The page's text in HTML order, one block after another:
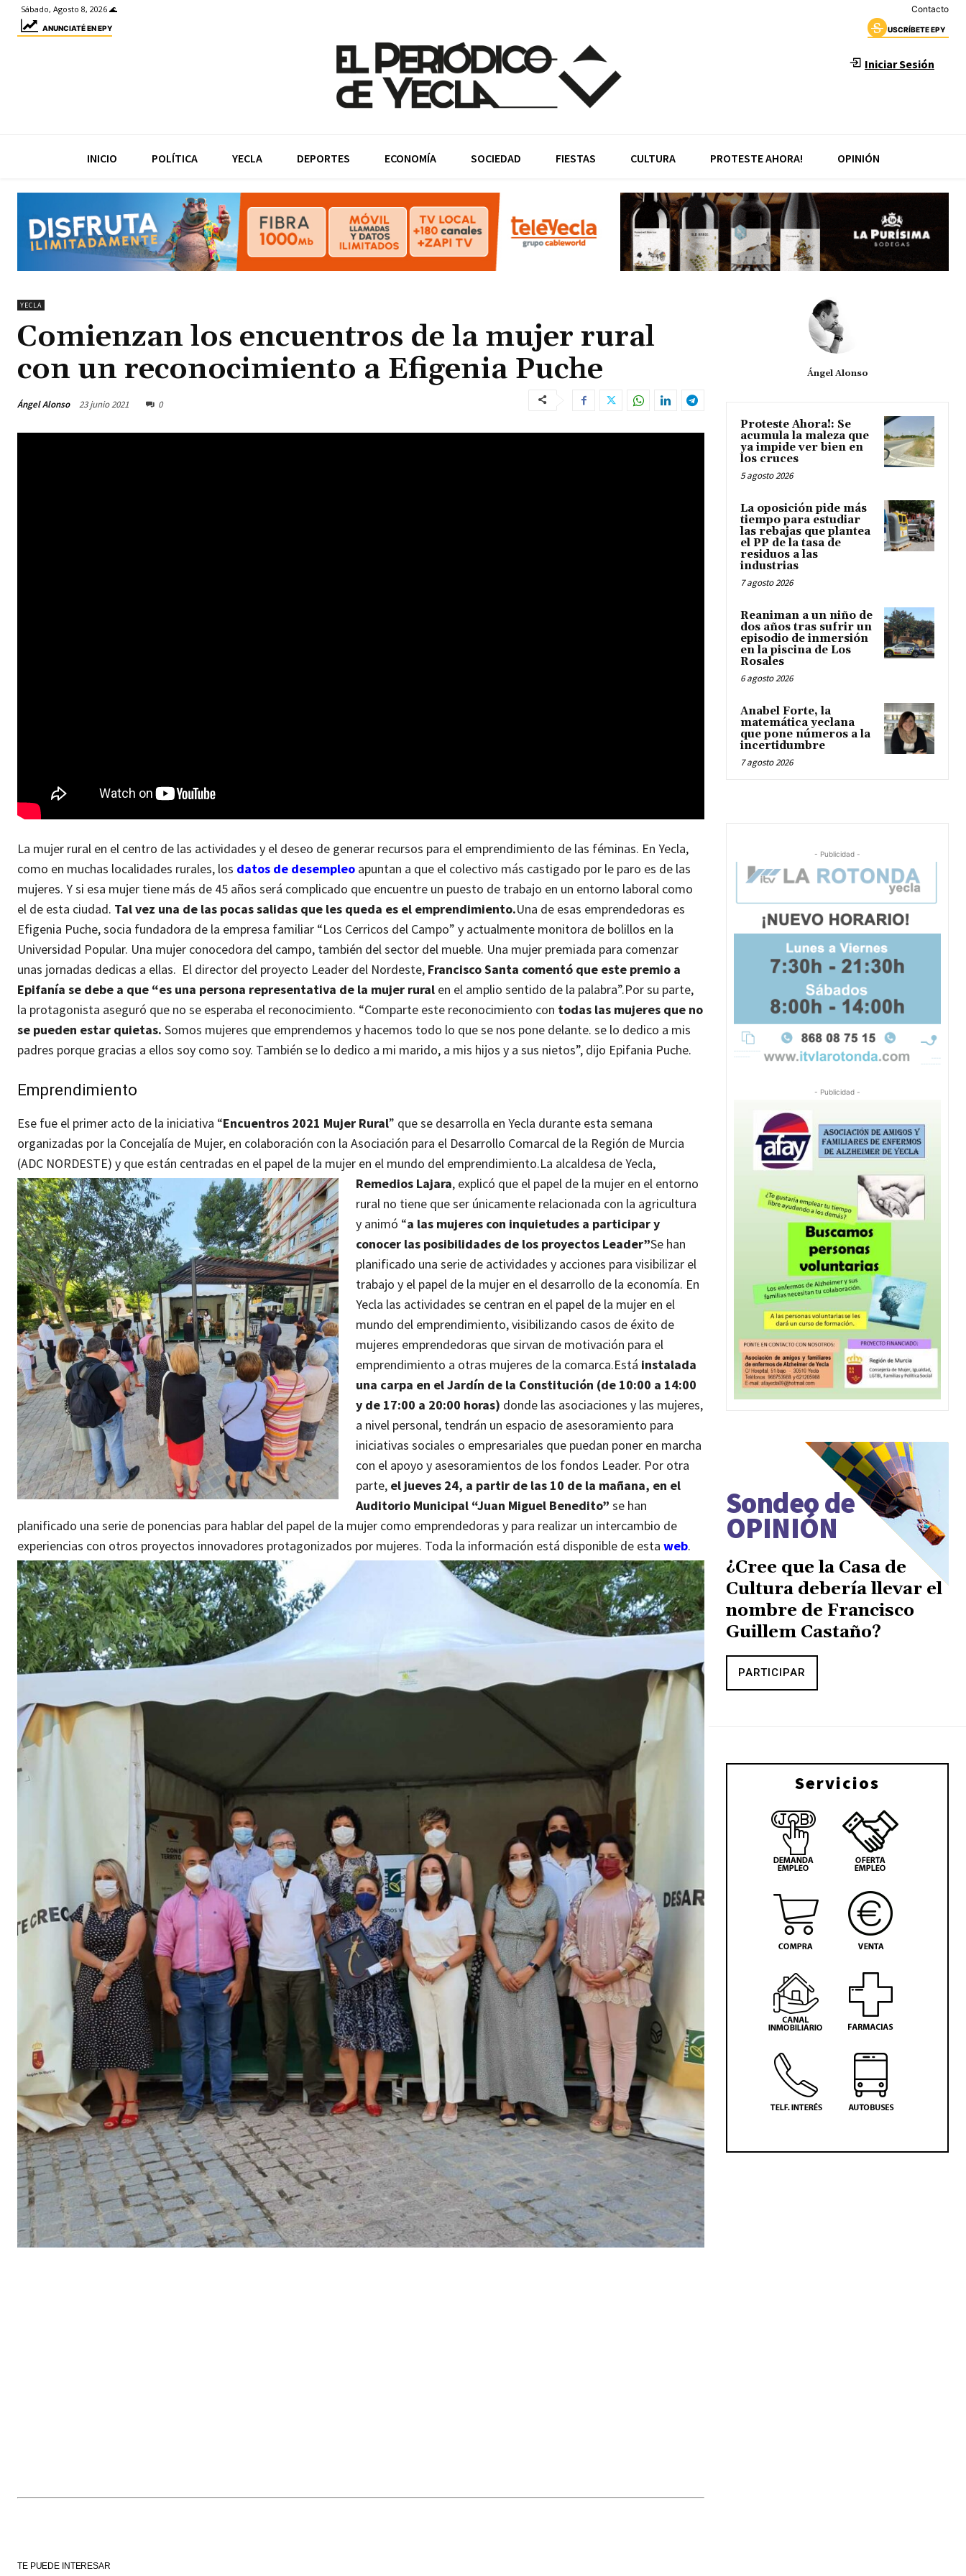
Sábado, Agosto 8, 2026 🌊 Contacto
ANUNCIATÉ EN EPY USCRÍBETE EPY
Iniciar Sesión
INICIO POLÍTICA YECLA DEPORTES ECONOMÍA SOCIEDAD FIESTAS CULTURA PROTESTE AHORA! OPINIÓN
YECLA
Comienzan los encuentros de la mujer rural
con un reconocimiento a Efigenia Puche
Ángel Alonso 23 junio 2021 0
La mujer rural en el centro de las actividades y el deseo de generar recursos para el emprendimiento de las féminas. En Yecla,
como en muchas localidades rurales, los datos de desempleo apuntan a que el colectivo más castigado por le paro es de las
mujeres. Y si esa mujer tiene más de 45 años será complicado que encuentre un puesto de trabajo en un entorno laboral como
el de esta ciudad. Tal vez una de las pocas salidas que les queda es el emprendimiento.Una de esas emprendedoras es
Efigenia Puche, socia fundadora de la empresa familiar “Los Cerricos del Campo” y actualmente monitora de bolillos en la
Universidad Popular. Una mujer conocedora del campo, también del sector del mueble. Una mujer premiada para comenzar
unas jornadas dedicas a ellas. El director del proyecto Leader del Nordeste, Francisco Santa comentó que este premio a
Epifanía se debe a que “es una persona representativa de la mujer rural en el amplio sentido de la palabra”.Por su parte,
la protagonista aseguró que no se esperaba el reconocimiento. “Comparte este reconocimiento con todas las mujeres que no
se pueden estar quietas. Somos mujeres que emprendemos y hacemos todo lo que se nos pone delante. se lo dedico a mis
padres porque gracias a ellos soy como soy. También se lo dedico a mi marido, a mis hijos y a sus nietos”, dijo Epifania Puche.
Emprendimiento
Ese fue el primer acto de la iniciativa “Encuentros 2021 Mujer Rural” que se desarrolla en Yecla durante esta semana
organizadas por la Concejalía de Mujer, en colaboración con la Asociación para el Desarrollo Comarcal de la Región de Murcia
(ADC NORDESTE) y que están centradas en el papel de la mujer en el mundo del emprendimiento.La alcaldesa de Yecla,
Remedios Lajara, explicó que el papel de la mujer en el entorno
rural no tiene que ser únicamente relacionada con la agricultura
y animó “a las mujeres con inquietudes a participar y
conocer las posibilidades de los proyectos Leader”Se han
planificado una serie de actividades y acciones para visibilizar el
trabajo y el papel de la mujer en el desarrollo de la economía. En
Yecla las actividades se centran en el papel de la mujer en el
mundo del emprendimiento, visibilizando casos de éxito de
mujeres emprendedoras que sirvan de motivación para el
emprendimiento a otras mujeres de la comarca.Está instalada
una carpa en el Jardín de la Constitución (de 10:00 a 14:00
y de 17:00 a 20:00 horas) donde las asociaciones y las mujeres,
a nivel personal, tendrán un espacio de asesoramiento para
iniciativas sociales o empresariales que puedan poner en marcha
con el apoyo y asesoramientos de los fondos Leader. Por otra
parte, el jueves 24, a partir de las 10 de la mañana, en el
Auditorio Municipal “Juan Miguel Benedito” se han
planificado una serie de ponencias para hablar del papel de la mujer como emprendedoras y para realizar un intercambio de
experiencias con otros proyectos innovadores protagonizados por mujeres. Toda la información está disponible de esta web.
TE PUEDE INTERESAR
Ángel Alonso
Proteste Ahora!: Se
acumula la maleza que
ya impide ver bien en
los cruces
5 agosto 2026
La oposición pide más
tiempo para estudiar
las rebajas que plantea
el PP de la tasa de
residuos a las
industrias
7 agosto 2026
Reaniman a un niño de
dos años tras sufrir un
episodio de inmersión
en la piscina de Los
Rosales
6 agosto 2026
Anabel Forte, la
matemática yeclana
que pone números a la
incertidumbre
7 agosto 2026
- Publicidad -
- Publicidad -
Sondeo de
OPINIÓN
¿Cree que la Casa de
Cultura debería llevar el
nombre de Francisco
Guillem Castaño?
PARTICIPAR
Servicios